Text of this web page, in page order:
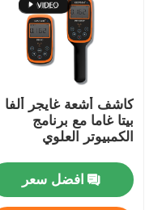
كاشف أشعة غايجر ألفا
بيتا غاما مع برنامج
الكمبيوتر العلوي
افضل سعر